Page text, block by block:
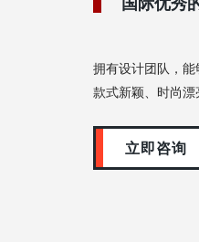
拥有设计团队，能
款式新颖、时尚漂
立即咨询